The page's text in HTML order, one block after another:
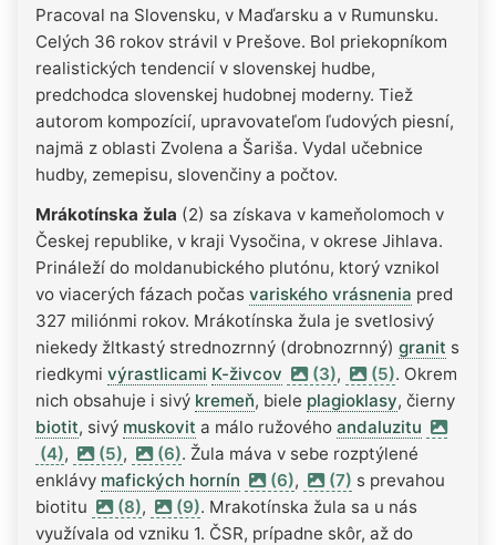
Pracoval na Slovensku, v Maďarsku a v Rumunsku.
Celých 36 rokov strávil v Prešove. Bol priekopníkom
realistických tendencií v slovenskej hudbe,
predchodca slovenskej hudobnej moderny. Tiež
autorom kompozícií, upravovateľom ľudových piesní,
najmä z oblasti Zvolena a Šariša. Vydal učebnice
hudby, zemepisu, slovenčiny a počtov.
Mrákotínska žula (2) sa získava v kameňolomoch v
Českej republike, v kraji Vysočina, v okrese Jihlava.
Prináleží do moldanubického plutónu, ktorý vznikol
vo viacerých fázach počas variského vrásnenia pred
327 miliónmi rokov. Mrákotínska žula je svetlosivý
niekedy žltkastý strednozrnný (drobnozrnný) granit s
riedkymi výrastlicami K-živcov (3), (5). Okrem
nich obsahuje i sivý kremeň, biele plagioklasy, čierny
biotit, sivý muskovit a málo ružového andaluzitu
(4), (5), (6). Žula máva v sebe rozptýlené
enklávy mafických hornín (6), (7) s prevahou
biotitu
(8), (9). Mrakotínska žula sa u nás
využívala od vzniku 1. ČSR, prípadne skôr, až do